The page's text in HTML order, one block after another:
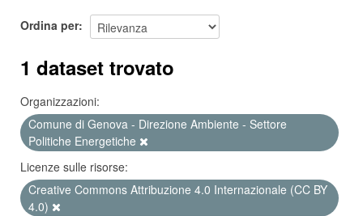
Ordina per
1 dataset trovato
Organizzazioni:
Comune di Genova - Direzione Ambiente - Settore
Politiche Energetiche
Licenze sulle risorse:
Creative Commons Attribuzione 4.0 Internazionale (CC BY
4.0)